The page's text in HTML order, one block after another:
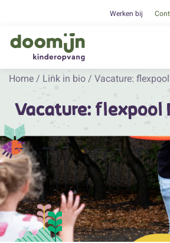
Werken bij
Home / Link in bio / Vacature:
Vacature: flexpool